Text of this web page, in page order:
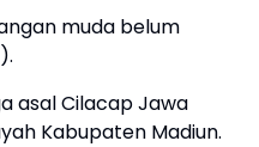
muda belum
asal Cilacap Jawa
Kabupaten Madiun.